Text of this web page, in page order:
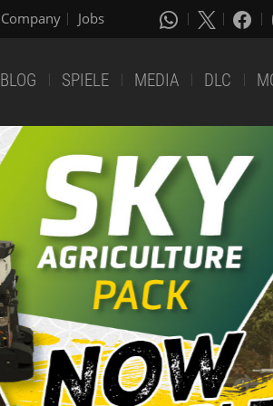
Company Jobs
BLOG SPIELE MEDIA DLC